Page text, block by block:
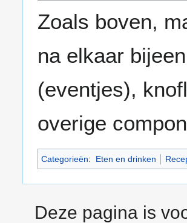
Zoals boven,
na elkaar
(eventjes),
overige
Categorieën: Eten en drinken
Deze pagina is